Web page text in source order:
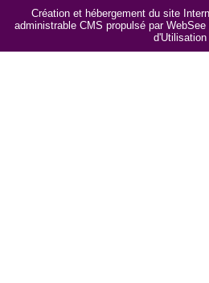
Création et hébergement du site
administrable CMS propulsé par WebSee
d'Utilisation